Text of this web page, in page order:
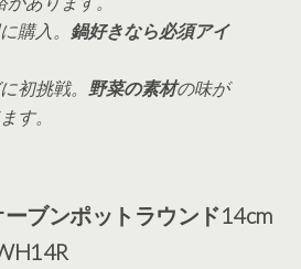
購入。 鍋好きなら必須アイ
初挑戦。 野菜の素材の味が
す。
ブンポットラウンド14cm